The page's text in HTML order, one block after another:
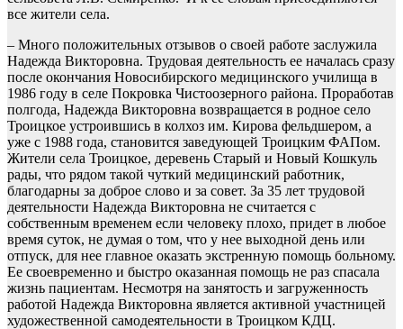
все жители села.
– Много положительных отзывов о своей работе заслужила
Надежда Викторовна. Трудовая деятельность ее началась сразу
после окончания Новосибирского медицинского училища в
1986 году в селе Покровка Чистоозерного района. Проработав
полгода, Надежда Викторовна возвращается в родное село
Троицкое устроившись в колхоз им. Кирова фельдшером, а
уже с 1988 года, становится заведующей Троицким ФАПом.
Жители села Троицкое, деревень Старый и Новый Кошкуль
рады, что рядом такой чуткий медицинский работник,
благодарны за доброе слово и за совет. За 35 лет трудовой
деятельности Надежда Викторовна не считается с
собственным временем если человеку плохо, придет в любое
время суток, не думая о том, что у нее выходной день или
отпуск, для нее главное оказать экстренную помощь больному.
Ее своевременно и быстро оказанная помощь не раз спасала
жизнь пациентам. Несмотря на занятость и загруженность
работой Надежда Викторовна является активной участницей
художественной самодеятельности в Троицком КДЦ.